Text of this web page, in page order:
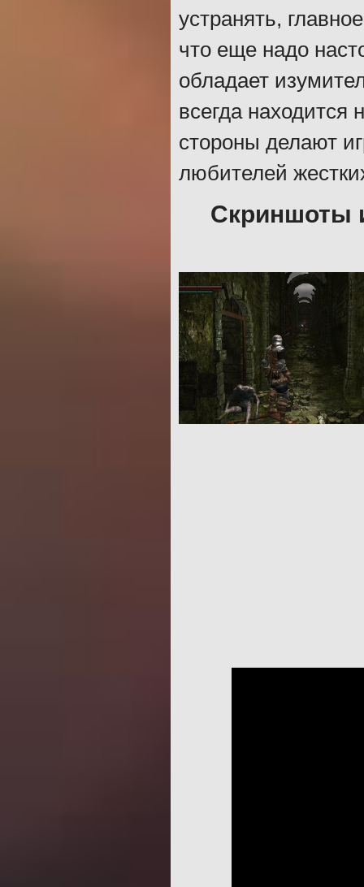
устранять,
что еще надо
обладает
всегда находится
стороны делают
любителей
Скриншоты